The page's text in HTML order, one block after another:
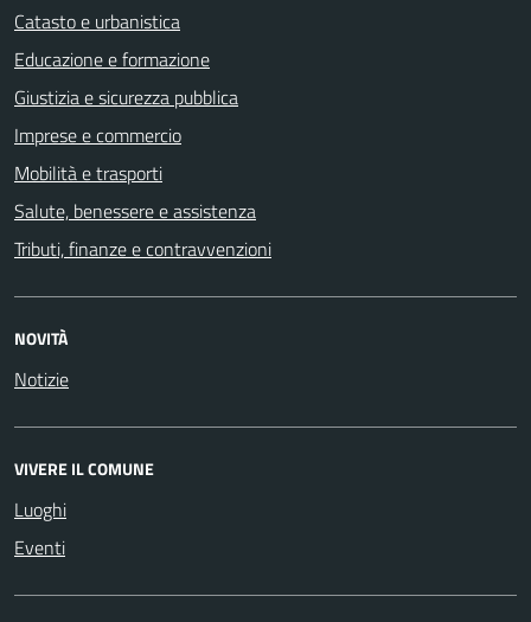
Catasto e urbanistica
Educazione e formazione
Giustizia e sicurezza pubblica
Imprese e commercio
Mobilità e trasporti
Salute, benessere e assistenza
Tributi, finanze e contravvenzioni
NOVITÀ
Notizie
VIVERE IL COMUNE
Luoghi
Eventi